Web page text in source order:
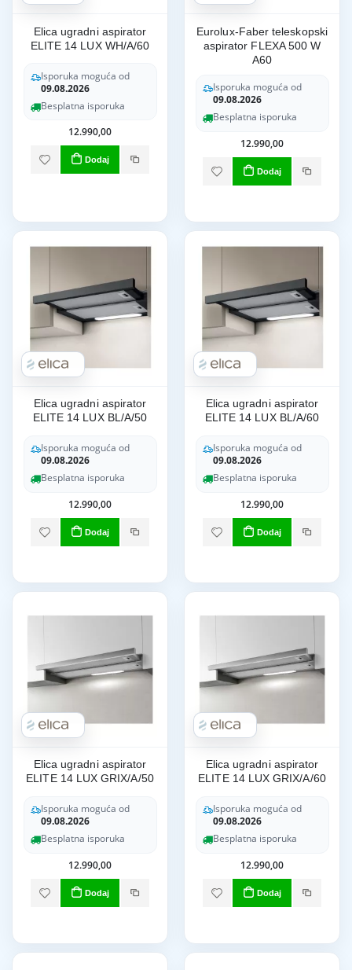
Elica ugradni aspirator
ELITE 14 LUX WH/A/60
Isporuka moguća od
09.08.2026
Besplatna isporuka
12.990,00
Dodaj
Eurolux-Faber teleskopski
aspirator FLEXA 500 W
A60
Isporuka moguća od
09.08.2026
Besplatna isporuka
12.990,00
Dodaj
Elica ugradni aspirator
ELITE 14 LUX BL/A/50
Isporuka moguća od
09.08.2026
Besplatna isporuka
12.990,00
Dodaj
Elica ugradni aspirator
ELITE 14 LUX BL/A/60
Isporuka moguća od
09.08.2026
Besplatna isporuka
12.990,00
Dodaj
Elica ugradni aspirator
ELITE 14 LUX GRIX/A/50
Isporuka moguća od
09.08.2026
Besplatna isporuka
12.990,00
Dodaj
Elica ugradni aspirator
ELITE 14 LUX GRIX/A/60
Isporuka moguća od
09.08.2026
Besplatna isporuka
12.990,00
Dodaj